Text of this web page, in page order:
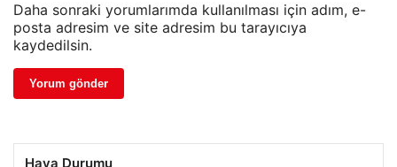
Daha sonraki yorumlarımda kullanılması için adım, e-
posta adresim ve site adresim bu tarayıcıya
kaydedilsin.
Hava Durumu